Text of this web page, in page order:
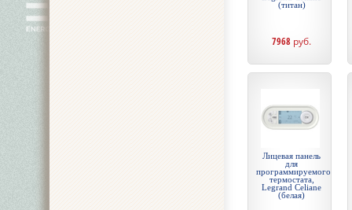
(титан)
7968 руб.
Лицевая панель
для
программируемого
термостата,
Legrand Celiane
(белая)